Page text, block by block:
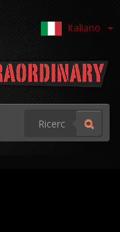
Italiano